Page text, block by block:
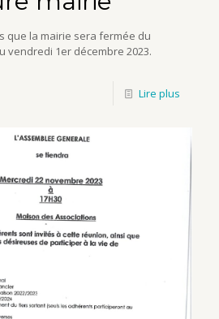
que la mairie sera fermée du
vendredi 1er décembre 2023.
Lire plus